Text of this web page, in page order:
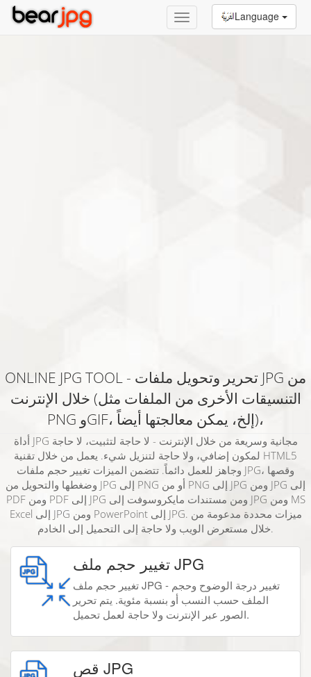
Language
ONLINE JPG TOOL - تحرير وتحويل ملفات JPG من
خلال الإنترنت (التنسيقات الأخرى من الملفات مثل
PNG وGIF، إلخ، يمكن معالجتها أيضاً)،
أداة JPG مجانية وسريعة من خلال الإنترنت - لا حاجة لتثبيت، لا حاجة
لمكون إضافي، ولا حاجة لتنزيل شيء. يعمل من خلال تقنية HTML5
وجاهز للعمل دائماً. تتضمن الميزات تغيير حجم ملفات JPG، وقصها
وضغطها والتحويل من JPG إلى PNG أو من PNG إلى JPG ومن JPG إلى
PDF ومن PDF إلى JPG ومن مستندات مايكروسوفت إلى JPG ومن MS
Excel إلى JPG ومن PowerPoint إلى JPG. ميزات محددة مدعومة من
خلال مستعرض الويب ولا حاجة إلى التحميل إلى الخادم.
تغيير حجم ملف JPG
تغيير حجم ملف JPG - تغيير درجة الوضوح وحجم
الملف حسب النسب أو بنسبة مئوية. يتم تحرير
الصور عبر الإنترنت ولا حاجة لعمل تحميل.
قص JPG